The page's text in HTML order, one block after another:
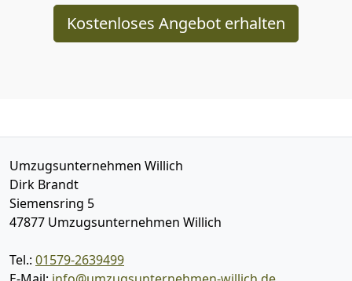
Kostenloses Angebot erhalten
Umzugsunternehmen Willich
Dirk Brandt
Siemensring 5
47877 Umzugsunternehmen Willich
Tel.: 01579-2639499